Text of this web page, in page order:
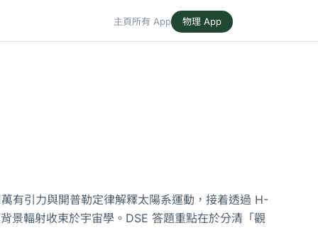
主頁所有 App 物理 App
有引力與開普勒定律解釋太陽系運動，接着透過 H-
景輻射收束於宇宙學。DSE 答題重點在於分清「觀